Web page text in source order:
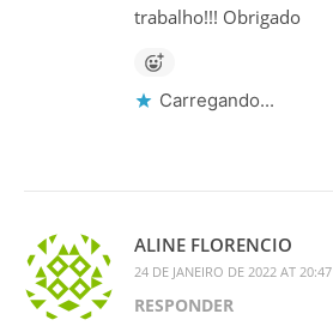
trabalho!!! Obrigado
Carregando...
ALINE FLORENCIO
24 DE JANEIRO DE 2022 AT 20:47
RESPONDER